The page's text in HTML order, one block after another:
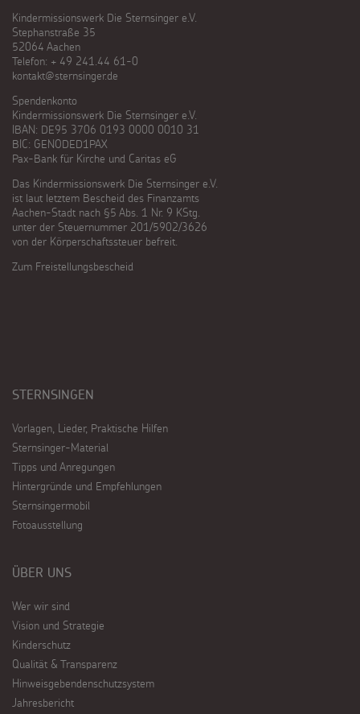
Kindermissionswerk Die Sternsinger e.V.
Stephanstraße 35
52064 Aachen
Telefon: + 49 241.44 61-0
kontakt@sternsinger.de
Spendenkonto
Kindermissionswerk Die Sternsinger e.V.
IBAN: DE95 3706 0193 0000 0010 31
BIC: GENODED1PAX
Pax-Bank für Kirche und Caritas eG
Das Kindermissionswerk Die Sternsinger e.V.
ist laut letztem Bescheid des Finanzamts
Aachen-Stadt nach §5 Abs. 1 Nr. 9 KStg.
unter der Steuernummer 201/5902/3626
von der Körperschaftssteuer befreit.
Zum Freistellungsbescheid
STERNSINGEN
Vorlagen, Lieder, Praktische Hilfen
Sternsinger-Material
Tipps und Anregungen
Hintergründe und Empfehlungen
Sternsingermobil
Fotoausstellung
ÜBER UNS
Wer wir sind
Vision und Strategie
Kinderschutz
Qualität & Transparenz
Hinweisgebendenschutzsystem
Jahresbericht